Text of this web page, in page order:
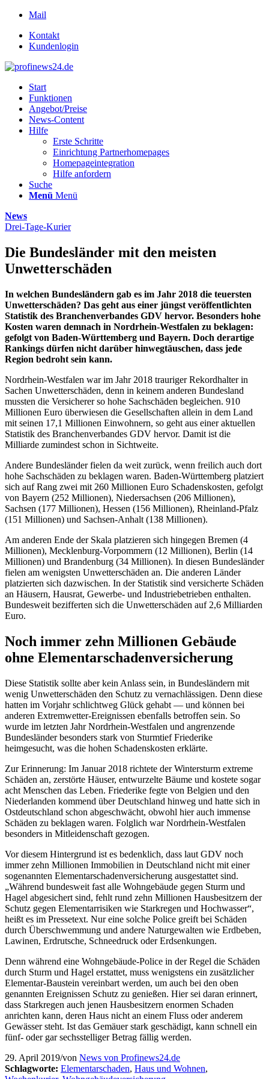
Mail
Kontakt
Kundenlogin
Start
Funktionen
Angebot/Preise
News-Content
Hilfe
Erste Schritte
Einrichtung Partnerhomepages
Homepageintegration
Hilfe anfordern
Suche
Menü Menü
News
Drei-Tage-Kurier
Die Bundesländer mit den meisten
Unwetterschäden
In welchen Bundesländern gab es im Jahr 2018 die teuersten
Unwetterschäden? Das geht aus einer jüngst veröffentlichten
Statistik des Branchenverbandes GDV hervor. Besonders hohe
Kosten waren demnach in Nordrhein-Westfalen zu beklagen:
gefolgt von Baden-Württemberg und Bayern. Doch derartige
Rankings dürfen nicht darüber hinwegtäuschen, dass jede
Region bedroht sein kann.
Nordrhein-Westfalen war im Jahr 2018 trauriger Rekordhalter in
Sachen Unwetterschäden, denn in keinem anderen Bundesland
mussten die Versicherer so hohe Sachschäden begleichen. 910
Millionen Euro überwiesen die Gesellschaften allein in dem Land
mit seinen 17,1 Millionen Einwohnern, so geht aus einer aktuellen
Statistik des Branchenverbandes GDV hervor. Damit ist die
Milliarde zumindest schon in Sichtweite.
Andere Bundesländer fielen da weit zurück, wenn freilich auch dort
hohe Sachschäden zu beklagen waren. Baden-Württemberg platziert
sich auf Rang zwei mit 260 Millionen Euro Schadenskosten, gefolgt
von Bayern (252 Millionen), Niedersachsen (206 Millionen),
Sachsen (177 Millionen), Hessen (156 Millionen), Rheinland-Pfalz
(151 Millionen) und Sachsen-Anhalt (138 Millionen).
Am anderen Ende der Skala platzieren sich hingegen Bremen (4
Millionen), Mecklenburg-Vorpommern (12 Millionen), Berlin (14
Millionen) und Brandenburg (34 Millionen). In diesen Bundesländer
fielen am wenigsten Unwetterschäden an. Die anderen Länder
platzierten sich dazwischen. In der Statistik sind versicherte Schäden
an Häusern, Hausrat, Gewerbe- und Industriebetrieben enthalten.
Bundesweit bezifferten sich die Unwetterschäden auf 2,6 Milliarden
Euro.
Noch immer zehn Millionen Gebäude
ohne Elementarschadenversicherung
Diese Statistik sollte aber kein Anlass sein, in Bundesländern mit
wenig Unwetterschäden den Schutz zu vernachlässigen. Denn diese
hatten im Vorjahr schlichtweg Glück gehabt — und können bei
anderen Extremwetter-Ereignissen ebenfalls betroffen sein. So
wurde im letzten Jahr Nordrhein-Westfalen und angrenzende
Bundesländer besonders stark von Sturmtief Friederike
heimgesucht, was die hohen Schadenskosten erklärte.
Zur Erinnerung: Im Januar 2018 richtete der Wintersturm extreme
Schäden an, zerstörte Häuser, entwurzelte Bäume und kostete sogar
acht Menschen das Leben. Friederike fegte von Belgien und den
Niederlanden kommend über Deutschland hinweg und hatte sich in
Ostdeutschland schon abgeschwächt, obwohl hier auch immense
Schäden zu beklagen waren. Folglich war Nordrhein-Westfalen
besonders in Mitleidenschaft gezogen.
Vor diesem Hintergrund ist es bedenklich, dass laut GDV noch
immer zehn Millionen Immobilien in Deutschland nicht mit einer
sogenannten Elementarschadenversicherung ausgestattet sind.
„Während bundesweit fast alle Wohngebäude gegen Sturm und
Hagel abgesichert sind, fehlt rund zehn Millionen Hausbesitzern der
Schutz gegen Elementarrisiken wie Starkregen und Hochwasser“,
heißt es im Pressetext. Nur eine solche Police greift bei Schäden
durch Überschwemmung und andere Naturgewalten wie Erdbeben,
Lawinen, Erdrutsche, Schneedruck oder Erdsenkungen.
Denn während eine Wohngebäude-Police in der Regel die Schäden
durch Sturm und Hagel erstattet, muss wenigstens ein zusätzlicher
Elementar-Baustein vereinbart werden, um auch bei den oben
genannten Ereignissen Schutz zu genießen. Hier sei daran erinnert,
dass Starkregen auch jenen Hausbesitzern enormen Schaden
anrichten kann, deren Haus nicht an einem Fluss oder anderem
Gewässer steht. Ist das Gemäuer stark geschädigt, kann schnell ein
fünf- oder gar sechsstelliger Betrag fällig werden.
29. April 2019/von News von Profinews24.de
Schlagworte: Elementarschaden, Haus und Wohnen,